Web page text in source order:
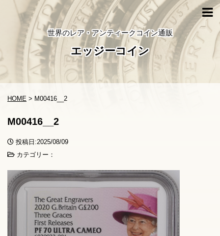
世界のレア・アンティークコイン通販
エッジーコイン
HOME > M00416__2
M00416__2
投稿日:2025/08/09
カテゴリー：